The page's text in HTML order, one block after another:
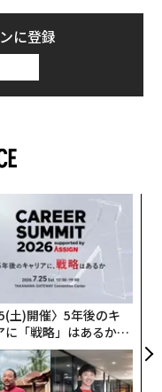
「プレーリーカード」
込んで、気候変動と
とだ」と、2009年に
、ドーン・リッパ
ており、そのうち80
社の気候テクノロ
タルはまた、スター
ィとの連携の支援も
クティブと提携し、
長に迎え入れた。リ
ブの上級気候顧問を
に登録
土)開催〉5年後のキ
に「戦略」はあるか。
エグゼクティブのキャ
触れる1日│CAREER S
2026